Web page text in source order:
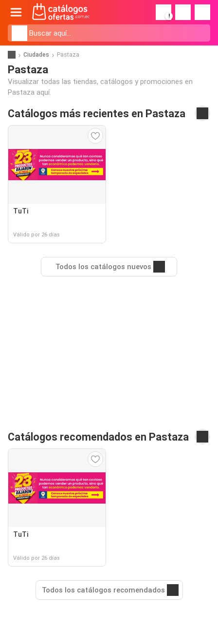
!
Ciudades Pastaza
Pastaza
Visualizar todas las tiendas, catálogos y promociones en
Pastaza aquí.
Catálogos más recientes en Pastaza
TuTi
Válido por 26 días
Todos los catálogos nuevos
Catálogos recomendados en Pastaza
TuTi
Válido por 26 días
Todos los catálogos recomendados